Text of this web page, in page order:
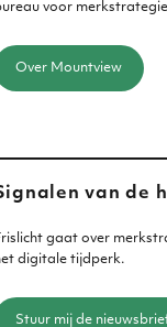
voor
Over Mountview
van de
gaat over
digitale tijdperk.
Stuur mij de